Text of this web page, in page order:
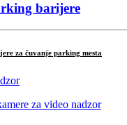
barijere
za čuvanje parking mesta